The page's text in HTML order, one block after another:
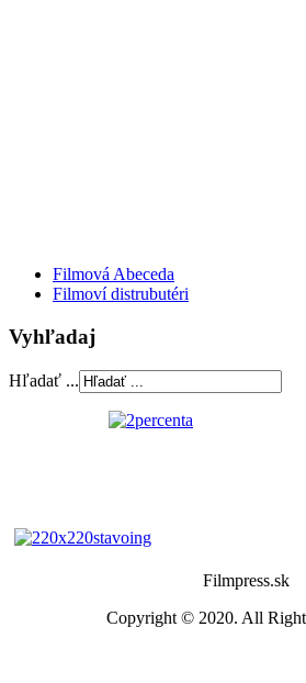
Filmová Abeceda
Filmoví distrubutéri
Vyhľadaj
Hľadať ...
Filmpress.sk
Copyright © 2020. All